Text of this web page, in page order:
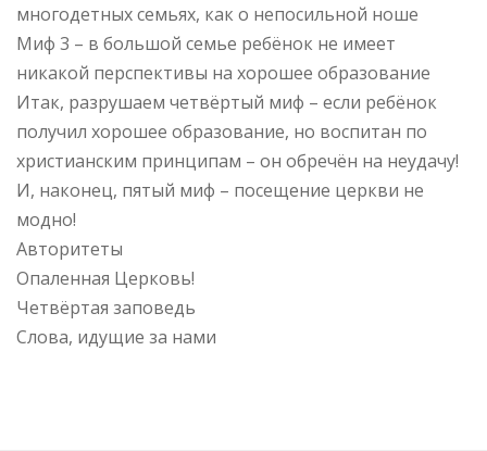
многодетных семьях, как о непосильной ноше
Миф 3 – в большой семье ребёнок не имеет
никакой перспективы на хорошее образование
Итак, разрушаем четвёртый миф – если ребёнок
получил хорошее образование, но воспитан по
христианским принципам – он обречён на неудачу!
И, наконец, пятый миф – посещение церкви не
модно!
Авторитеты
Опаленная Церковь!
Четвёртая заповедь
Слова, идущие за нами